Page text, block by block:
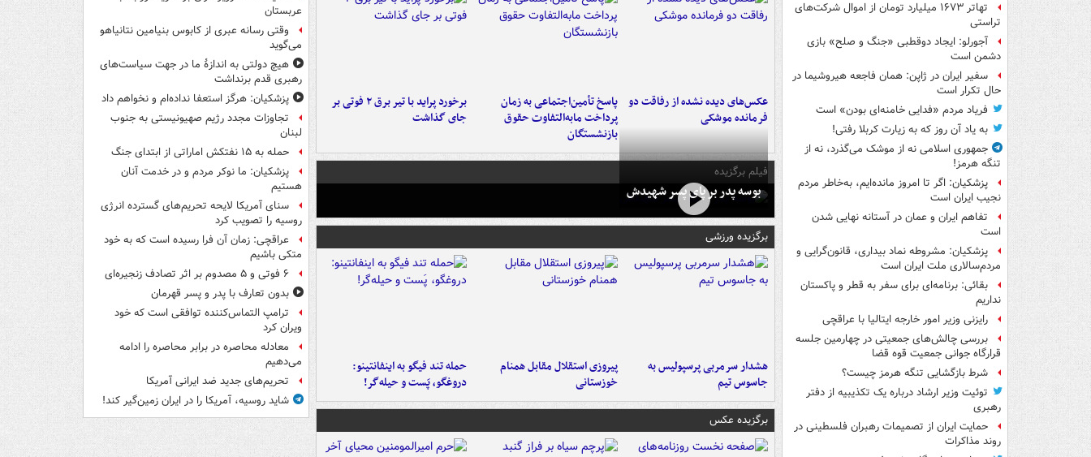
تهاتر ۱۶۷۳ میلیارد تومان از اموال شرکت‌های
تراستی
آجورلو: ایجاد دوقطبی «جنگ و صلح‌» بازی
دشمن است
سفیر ایران در ژاپن: همان فاجعه هیروشیما در
حال تکرار است
فریاد مردم «فدایی خامنه‌ای بودن» است
به یاد آن روز که به زیارت کربلا رفتی!
جمهوری اسلامی نه از موشک می‌گذرد، نه از
تنگه هرمز!
پزشکیان: اگر تا امروز مانده‌ایم، به‌خاطر مردم
نجیب ایران است
تفاهم ایران و عمان در آستانه نهایی شدن
است
پزشکیان: مشروطه نماد بیداری، قانون‌گرایی و
مردم‌سالاری ملت ایران است
بقائی: برنامه‌ای برای سفر به قطر و پاکستان
نداریم
رایزنی وزیر امور خارجه ایتالیا با عراقچی
بررسی چالش‌های جمعیتی در چهارمین جلسه
قرارگاه جوانی جمعیت قوه قضا
شرط بازگشایی تنگه هرمز چیست؟
توئیت وزیر ارشاد درباره یک تکذیبیه از دفتر
رهبری
حمایت ایران از تصمیمات رهبران فلسطینی در
روند مذاکرات
عکس‌های دیده نشده از رفاقت دو
فرمانده‌ موشکی
پاسخ تأمین‌اجتماعی به زمان
پرداخت مابه‌التفاوت حقوق
بازنشستگان
برخورد پراید با تیر برق ۲ فوتی بر
جای گذاشت
فیلم برگزیده
بوسه‌ پدر بر پای پسر شهیدش
برگزیده ورزشی
هشدار سرمربی پرسپولیس به
جاسوس تیم
پیروزی استقلال مقابل همنام
خوزستانی
حمله تند فیگو به اینفانتینو:
دروغگو، پَست‌ و حیله‌گر!
برگزیده عکس
عربستان
وقتی رسانه عبری از کابوس بنیامین نتانیاهو
می‌گوید
هیچ دولتی به اندازۀ ما در جهت سیاست‌های
رهبری قدم برنداشت
پزشکیان: هرگز استعفا نداده‌ام و نخواهم داد
تجاوزات مجدد رژیم صهیونیستی به جنوب
لبنان
حمله به ۱۵ نفتکش‌ اماراتی از ابتدای جنگ
پزشکیان: ما نوکر مردم و در خدمت آنان
هستیم
سنای آمریکا لایحه تحریم‌های گسترده انرژی
روسیه را تصویب کرد
عراقچی: زمان آن فرا رسیده است که به خود
متکی باشیم
۶ فوتی و ۵ مصدوم بر اثر تصادف زنجیره‌ای
بدون تعارف با پدر و پسر قهرمان
ترامپ التماس‌کننده توافقی است که خود
ویران کرد
معادله محاصره در برابر محاصره را ادامه
می‌دهیم
تحریم‌های جدید ضد ایرانی آمریکا
شاید روسیه، آمریکا را در ایران زمین‌گیر کند!